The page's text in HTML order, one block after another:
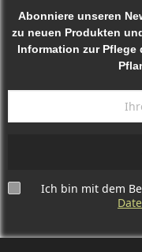
Abonniere unseren
zu neuen Produkten
Information zur Pflege
Ich bin mit dem